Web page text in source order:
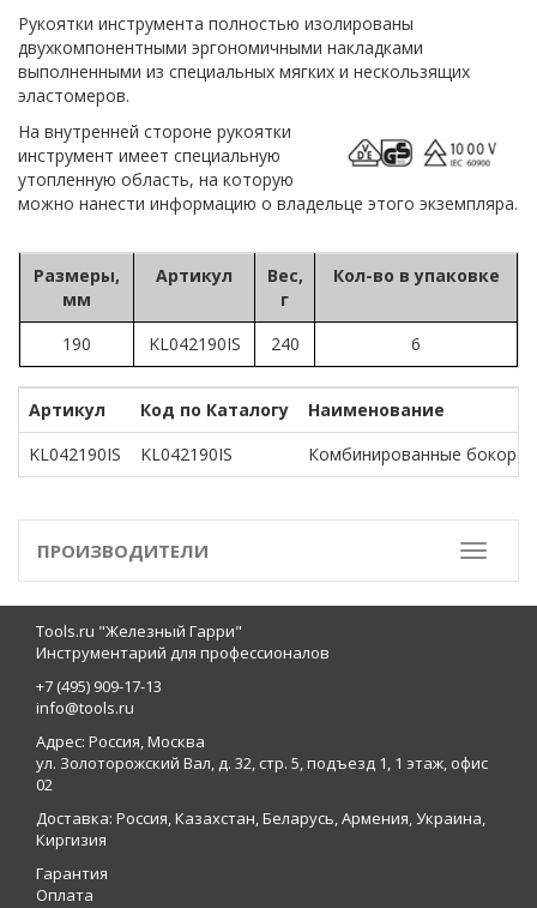
Рукоятки инструмента полностью изолированы
двухкомпонентными эргономичными накладками
выполненными из специальных мягких и нескользящих
эластомеров.
На внутренней стороне рукоятки
инструмент имеет специальную
утопленную область, на которую
можно нанести информацию о владельце этого экземпляра.
Размеры,
мм
Артикул
Вес,
г
Кол-во в упаковке
190 KL042190IS 240 6
Артикул Код по Каталогу
Наименование
KL042190IS
KL042190IS Комбинированные
Toggle
ПРОИЗВОДИТЕЛИ
Tools.ru "Железный Гарри"
Инструментарий для профессионалов
+7 (495) 909-17-13
info@tools.ru
Адрес: Россия, Москва
ул. Золоторожский Вал, д. 32, стр. 5, подъезд 1, 1 этаж, офис
02
Доставка: Россия, Казахстан, Беларусь, Армения, Украина,
Киргизия
Гарантия
Оплата